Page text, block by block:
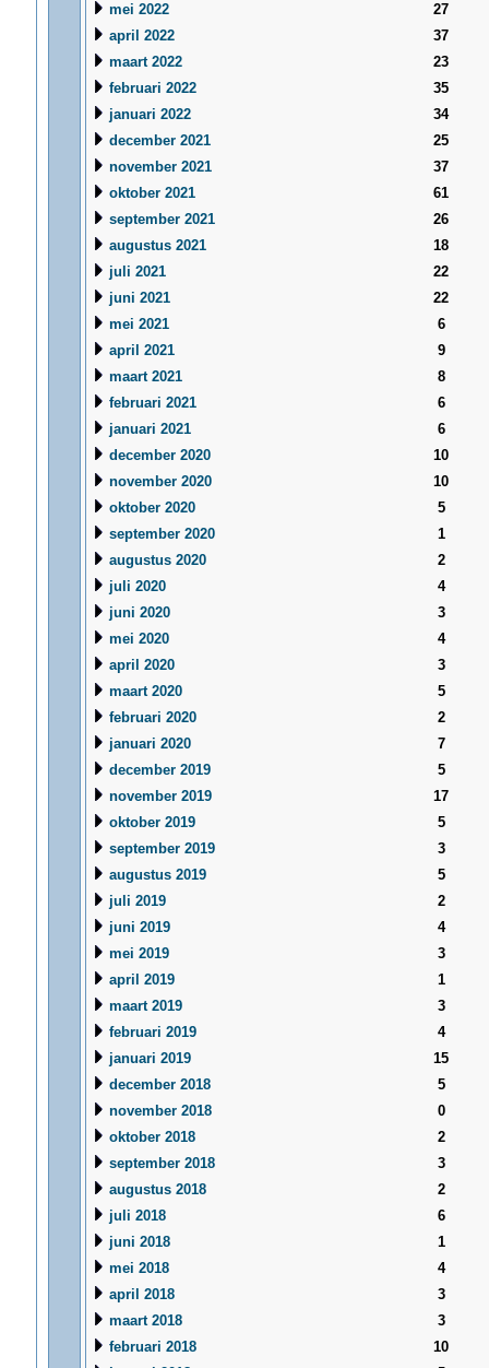
mei 2022
27
april 2022
37
maart 2022
23
februari 2022
35
januari 2022
34
december 2021
25
november 2021
37
oktober 2021
61
september 2021
26
augustus 2021
18
juli 2021
22
juni 2021
22
mei 2021
6
april 2021
9
maart 2021
8
februari 2021
6
januari 2021
6
december 2020
10
november 2020
10
oktober 2020
5
september 2020
1
augustus 2020
2
juli 2020
4
juni 2020
3
mei 2020
4
april 2020
3
maart 2020
5
februari 2020
2
januari 2020
7
december 2019
5
november 2019
17
oktober 2019
5
september 2019
3
augustus 2019
5
juli 2019
2
juni 2019
4
mei 2019
3
april 2019
1
maart 2019
3
februari 2019
4
januari 2019
15
december 2018
5
november 2018
0
oktober 2018
2
september 2018
3
augustus 2018
2
juli 2018
6
juni 2018
1
mei 2018
4
april 2018
3
maart 2018
3
februari 2018
10